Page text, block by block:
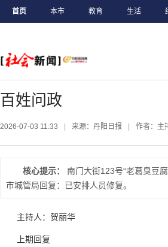
首页 本市 教育 生活
百姓问政
2026-07-03 11:33 来源：丹阳日报 作者：主
核心提示：
南门大街123号“老葛臭豆
市城管局回复：已安排人员修复。
主持人：贺丽华
上期回复